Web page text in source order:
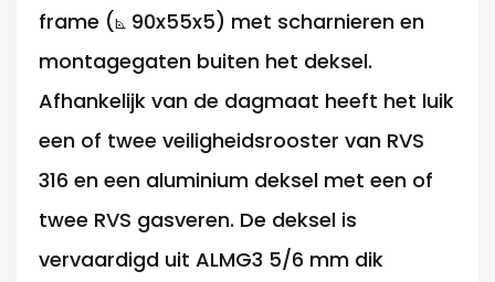
frame (⦝ 90x55x5) met scharnieren en
montagegaten buiten het deksel.
Afhankelijk van de dagmaat heeft het luik
een of twee veiligheidsrooster van RVS
316 en een aluminium deksel met een of
twee RVS gasveren. De deksel is
vervaardigd uit ALMG3 5/6 mm dik